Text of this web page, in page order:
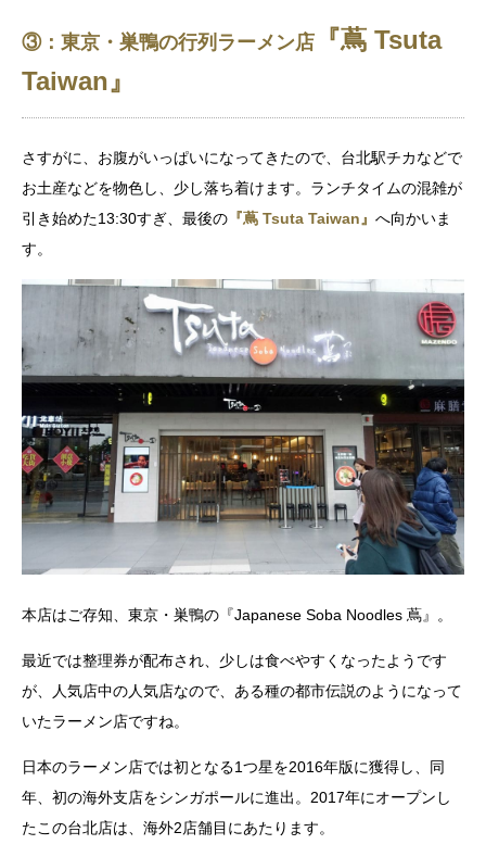
③：東京・巣鴨の行列ラーメン店
『蔦 Tsuta
Taiwan』
さすがに、お腹がいっぱいになってきたので、台北駅チカなどで
お土産などを物色し、少し落ち着けます。ランチタイムの混雑が
引き始めた13:30すぎ、最後の 『蔦 Tsuta Taiwan』 へ向かいま
す。
本店はご存知、東京・巣鴨の『Japanese Soba Noodles 蔦』。
最近では整理券が配布され、少しは食べやすくなったようです
が、人気店中の人気店なので、ある種の都市伝説のようになって
いたラーメン店ですね。
日本のラーメン店では初となる1つ星を2016年版に獲得し、同
年、初の海外支店をシンガポールに進出。2017年にオープンし
たこの台北店は、海外2店舗目にあたります。